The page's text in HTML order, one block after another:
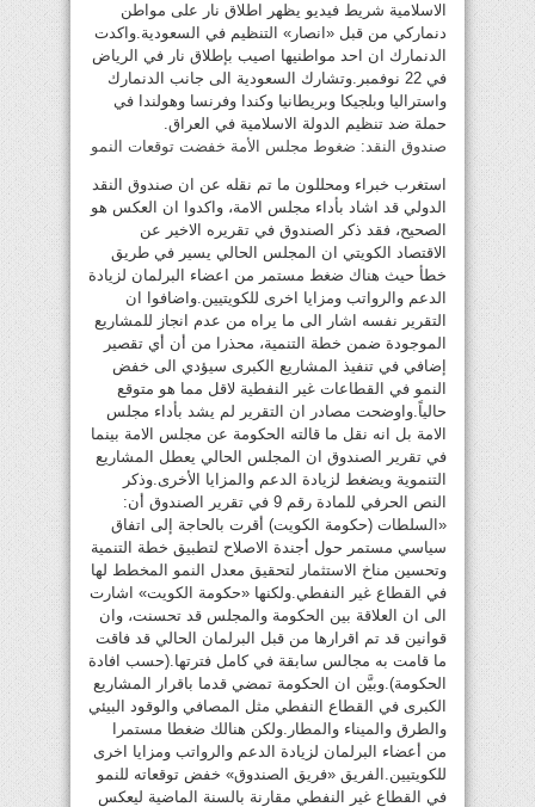
الاسلامية شريط فيديو يظهر اطلاق نار على مواطن
دنماركي من قبل «انصار» التنظيم في السعودية.واكدت
الدنمارك ان احد مواطنيها اصيب بإطلاق نار في الرياض
في 22 نوفمبر.وتشارك السعودية الى جانب الدنمارك
واستراليا وبلجيكا وبريطانيا وكندا وفرنسا وهولندا في
حملة ضد تنظيم الدولة الاسلامية في العراق.
صندوق النقد: ضغوط مجلس الأمة خفضت توقعات النمو
استغرب خبراء ومحللون ما تم نقله عن ان صندوق النقد
الدولي قد اشاد بأداء مجلس الامة، واكدوا ان العكس هو
الصحيح، فقد ذكر الصندوق في تقريره الاخير عن
الاقتصاد الكويتي ان المجلس الحالي يسير في طريق
خطأ حيث هناك ضغط مستمر من اعضاء البرلمان لزيادة
الدعم والرواتب ومزايا اخرى للكويتيين.واضافوا ان
التقرير نفسه اشار الى ما يراه من عدم انجاز للمشاريع
الموجودة ضمن خطة التنمية، محذرا من أن أي تقصير
إضافي في تنفيذ المشاريع الكبرى سيؤدي الى خفض
النمو في القطاعات غير النفطية لاقل مما هو متوقع
حالياً.واوضحت مصادر ان التقرير لم يشد بأداء مجلس
الامة بل انه نقل ما قالته الحكومة عن مجلس الامة بينما
في تقرير الصندوق ان المجلس الحالي يعطل المشاريع
التنموية ويضغط لزيادة الدعم والمزايا الأخرى.وذكر
النص الحرفي للمادة رقم 9 في تقرير الصندوق أن:
«السلطات (حكومة الكويت) أقرت بالحاجة إلى اتفاق
سياسي مستمر حول أجندة الاصلاح لتطبيق خطة التنمية
وتحسين مناخ الاستثمار لتحقيق معدل النمو المخطط لها
في القطاع غير النفطي.ولكنها «حكومة الكويت» اشارت
الى ان العلاقة بين الحكومة والمجلس قد تحسنت، وان
قوانين قد تم اقرارها من قبل البرلمان الحالي قد فاقت
ما قامت به مجالس سابقة في كامل فترتها.(حسب افادة
الحكومة).وبيَّن ان الحكومة تمضي قدما باقرار المشاريع
الكبرى في القطاع النفطي مثل المصافي والوقود البيئي
والطرق والميناء والمطار.ولكن هنالك ضغطا مستمرا
من أعضاء البرلمان لزيادة الدعم والرواتب ومزايا اخرى
للكويتيين.الفريق «فريق الصندوق» خفض توقعاته للنمو
في القطاع غير النفطي مقارنة بالسنة الماضية ليعكس